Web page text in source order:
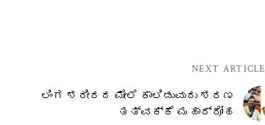
NEXT ARTICLE
ಲಿಂಗ ಶರೀರದ ಮೇಲೆ ಕಾಲಿಡುವುದು ಶರಣ
ತತ್ವಕ್ಕೆ ಮಹಾದ್ರೋಹ